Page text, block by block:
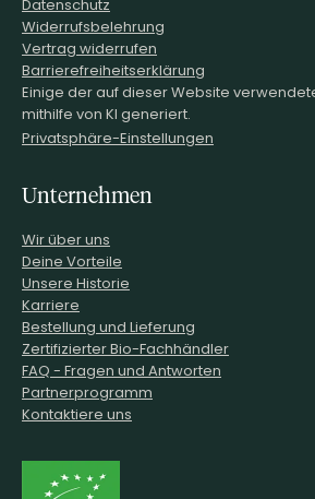
Widerrufsbelehrung
Vertrag widerrufen
Barrierefreiheitserklärung
Einige der auf dieser Website
mithilfe von KI generiert.
Privatsphäre-Einstellungen
Unternehmen
Wir über uns
Deine Vorteile
Unsere Historie
Karriere
Bestellung und Lieferung
Zertifizierter Bio-Fachhändler
FAQ - Fragen und Antworten
Partnerprogramm
Kontaktiere uns